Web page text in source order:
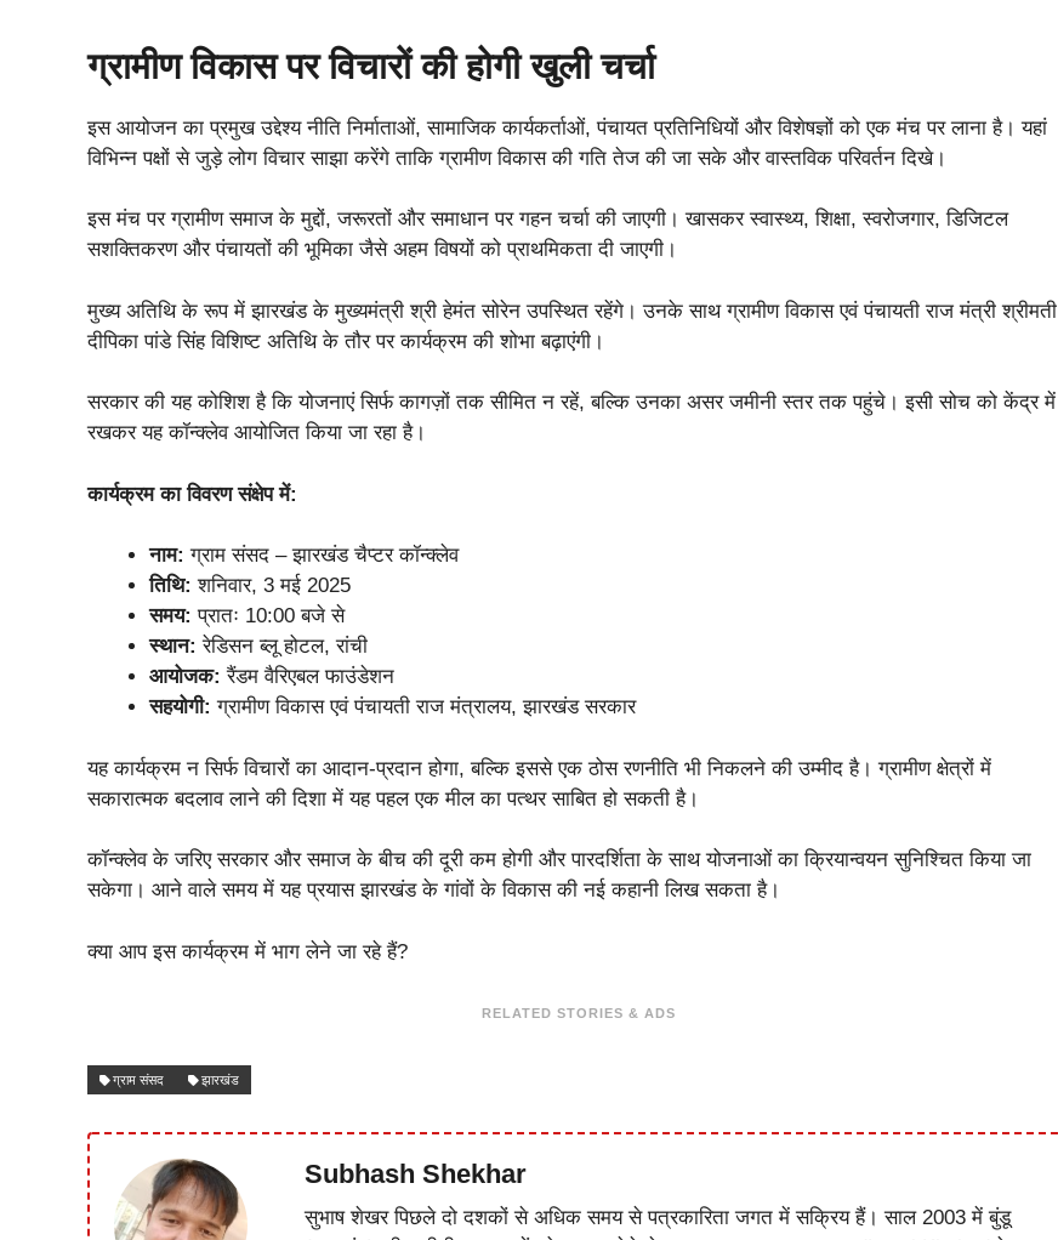
ग्रामीण विकास पर विचारों की होगी खुली चर्चा
इस आयोजन का प्रमुख उद्देश्य नीति निर्माताओं, सामाजिक कार्यकर्ताओं, पंचायत प्रतिनिधियों और विशेषज्ञों को एक मंच पर लाना है। यहां
विभिन्न पक्षों से जुड़े लोग विचार साझा करेंगे ताकि ग्रामीण विकास की गति तेज की जा सके और वास्तविक परिवर्तन दिखे।
इस मंच पर ग्रामीण समाज के मुद्दों, जरूरतों और समाधान पर गहन चर्चा की जाएगी। खासकर स्वास्थ्य, शिक्षा, स्वरोजगार, डिजिटल
सशक्तिकरण और पंचायतों की भूमिका जैसे अहम विषयों को प्राथमिकता दी जाएगी।
मुख्य अतिथि के रूप में झारखंड के मुख्यमंत्री श्री हेमंत सोरेन उपस्थित रहेंगे। उनके साथ ग्रामीण विकास एवं पंचायती राज मंत्री श्रीमती
दीपिका पांडे सिंह विशिष्ट अतिथि के तौर पर कार्यक्रम की शोभा बढ़ाएंगी।
सरकार की यह कोशिश है कि योजनाएं सिर्फ कागज़ों तक सीमित न रहें, बल्कि उनका असर जमीनी स्तर तक पहुंचे। इसी सोच को केंद्र में
रखकर यह कॉन्क्लेव आयोजित किया जा रहा है।
कार्यक्रम का विवरण संक्षेप में:
नाम: ग्राम संसद – झारखंड चैप्टर कॉन्क्लेव
तिथि: शनिवार, 3 मई 2025
समय: प्रातः 10:00 बजे से
स्थान: रेडिसन ब्लू होटल, रांची
आयोजक: रैंडम वैरिएबल फाउंडेशन
सहयोगी: ग्रामीण विकास एवं पंचायती राज मंत्रालय, झारखंड सरकार
यह कार्यक्रम न सिर्फ विचारों का आदान-प्रदान होगा, बल्कि इससे एक ठोस रणनीति भी निकलने की उम्मीद है। ग्रामीण क्षेत्रों में
सकारात्मक बदलाव लाने की दिशा में यह पहल एक मील का पत्थर साबित हो सकती है।
कॉन्क्लेव के जरिए सरकार और समाज के बीच की दूरी कम होगी और पारदर्शिता के साथ योजनाओं का क्रियान्वयन सुनिश्चित किया जा
सकेगा। आने वाले समय में यह प्रयास झारखंड के गांवों के विकास की नई कहानी लिख सकता है।
क्या आप इस कार्यक्रम में भाग लेने जा रहे हैं?
RELATED STORIES & ADS
ग्राम संसद झारखंड
Subhash Shekhar
सुभाष शेखर पिछले दो दशकों से अधिक समय से पत्रकारिता जगत में सक्रिय हैं। साल 2003 में बुंडू